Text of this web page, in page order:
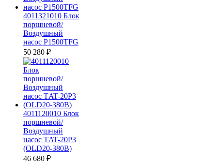
4011321010 Блок
поршневой/
Воздушный
насос P1500TFG
50 280 ₽
4011120010 Блок
поршневой/
Воздушный
насос ТAT-20P3
(OLD20-380В)
46 680 ₽